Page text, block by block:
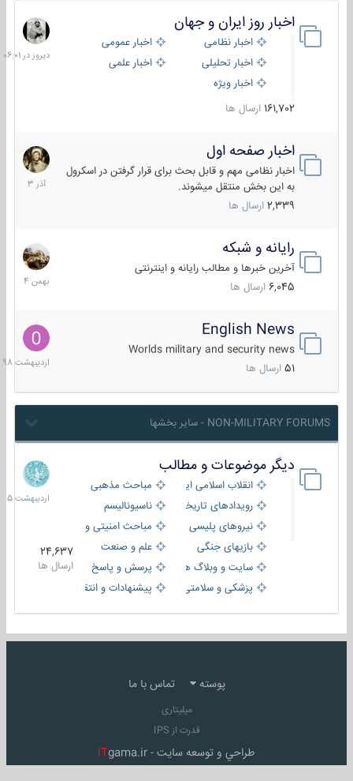
اخبار روز ایران و جهان
اخبار نظامی
اخبار عمومی
اخبار تحلیلی
اخبار علمی
اخبار ویژه
161,702 ارسال ها
دیروز
در
06:01
اخبار صفحه اول
اخبار نظامی مهم و قابل بحث برای قرار گرفتن در اسکرول
به این بخش منتقل میشوند.
2,339 ارسال ها
7
آذر
1403
رایانه و شبکه
آخرین خبرها و مطالب رایانه و اینترنتی
6,045 ارسال ها
30
بهمن
1404
English News
Worlds military and security news
51 ارسال ها
10
1398
NON-MILITARY FORUMS - سایر بخشها
دیگر موضوعات و مطالب
انقلاب اسلامی ایران
مباحث مذهبی
رویدادهای تاریخی و مذهبیناسیونالیسم
نیروهای پلیسی
مباحث امنیتی و اطلاعاتی
بازیهای جنگی
علم و صنعت
سایت و وبلاگ ها
پرسش و پاسخ
پزشکی و سلامتی
پیشنهادات و انتقادات
24,637
ارسال ها
8
1405
پوسته تماس با ما
میلیتاری
قدرت از IPS
طراحي و توسعه سايت - iTgama.ir